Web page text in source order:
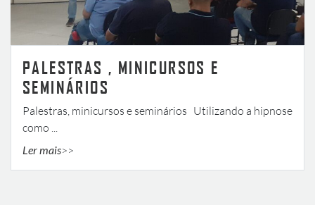
PALESTRAS , MINICURSOS E
SEMINÁRIOS
Palestras, minicursos e seminários Utilizando a hipnose
como ...
Ler mais